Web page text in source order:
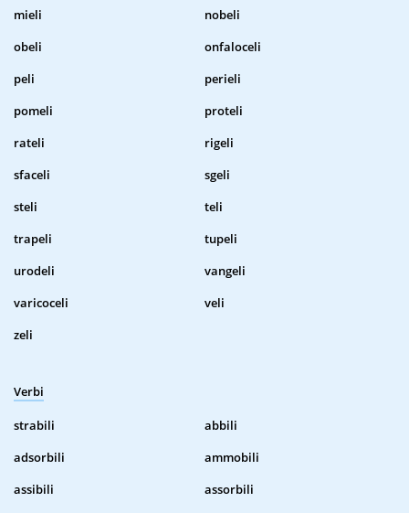
mieli
nobeli
obeli
onfaloceli
peli
perieli
pomeli
proteli
rateli
rigeli
sfaceli
sgeli
steli
teli
trapeli
tupeli
urodeli
vangeli
varicoceli
veli
zeli
Verbi
strabili
abbili
adsorbili
ammobili
assibili
assorbili